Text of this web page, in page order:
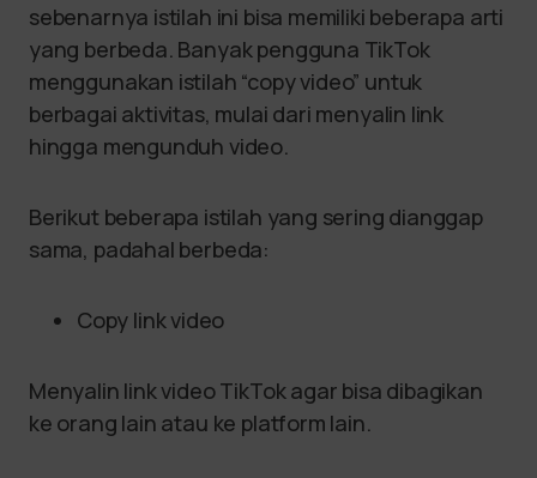
sebenarnya istilah ini bisa memiliki beberapa arti
yang berbeda. Banyak pengguna TikTok
menggunakan istilah “copy video” untuk
berbagai aktivitas, mulai dari menyalin link
hingga mengunduh video.
Berikut beberapa istilah yang sering dianggap
sama, padahal berbeda:
Copy link video
Menyalin link video TikTok agar bisa dibagikan
ke orang lain atau ke platform lain.